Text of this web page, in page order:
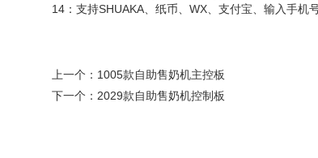
14：支持SHUAKA、纸币、WX、支付宝、输入手
上一个： 1005款自助售奶机主控板
下一个： 2029款自助售奶机控制板